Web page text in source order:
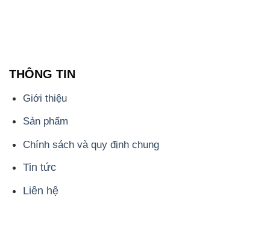
THÔNG TIN
Giới thiệu
Sản phẩm
Chính sách và quy định chung
Tin tức
Liên hệ